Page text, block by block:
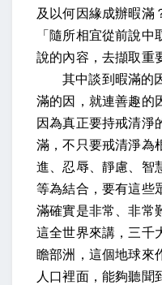
及以何因緣成辦暇滿
「隨所相宜從前說
說的內容，去擷取重
其中談到暇滿的
滿的因，就連善趣的
因為真正要持戒清淨
滿，不只要戒清淨為
進、忍辱、靜慮、智
等為結合，要有這些
滿確實是非常、非常
這全世界來講，三千
瞻部洲，這個地球來
人口裡面，能夠聽聞